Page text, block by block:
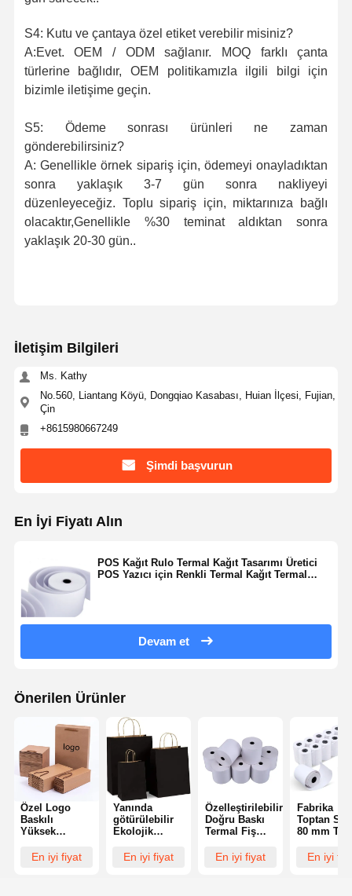
S4: Kutu ve çantaya özel etiket verebilir misiniz?
A:Evet. OEM / ODM sağlanır. MOQ farklı çanta
türlerine bağlıdır, OEM politikamızla ilgili bilgi için
bizimle iletişime geçin.
S5: Ödeme sonrası ürünleri ne zaman
gönderebilirsiniz?
A: Genellikle örnek sipariş için, ödemeyi onayladıktan
sonra yaklaşık 3-7 gün sonra nakliyeyi
düzenleyeceğiz. Toplu sipariş için, miktarınıza bağlı
olacaktır,Genellikle %30 teminat aldıktan sonra
yaklaşık 20-30 gün..
İletişim Bilgileri
Ms. Kathy
No.560, Liantang Köyü, Dongqiao Kasabası, Huian İlçesi, Fujian,
Çin
+8615980667249
Şimdi başvurun
En İyi Fiyatı Alın
POS Kağıt Rulo Termal Kağıt Tasarımı Üretici
POS Yazıcı için Renkli Termal Kağıt Termal
Devam et
Önerilen Ürünler
Özel Logo
Baskılı
Yüksek
Kağıt Çanta
Toptan
En iyi fiyat
Yanında
götürülebilir
Ekolojik
Biyodegradable
Gıda Sınıfı
En iyi fiyat
Özelleştirilebilir
Doğru Baskı
Termal Fiş
Yüksek
Performanslı
En iyi fiyat
Fabrika
Toptan
80 mm
Termal
Makbuz
En iyi